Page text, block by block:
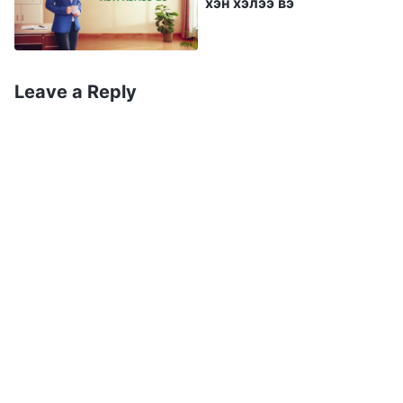
талаар нөхөрлөсний дараа, ах эгч нар бас л
яахаа мэдэхгүй байна гэж хэлдэг байсан.
Тэгэхээр нь би яагаад гэж асуулгүй шууд л
Leave a Reply